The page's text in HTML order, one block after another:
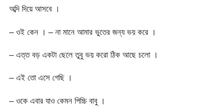
অব্দি দিয়ে আসবে ।
– ওই কেন । – না মানে আমার ভুতের জন্য ভয় করে ।
– এত্ত বড় একটা ছেলে তুবু ভয় করো ঠিক আছে চলো ।
– এই তো এসে গেছি ।
– ওকে এবার যাও কেমন পিচ্চি বাবু ।